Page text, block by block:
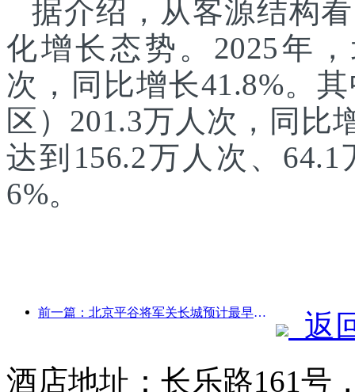
据介绍，从客源结构
化增长态势。2025年
次，同比增长41.8%。
区）201.3万人次，同比
达到156.2万人次、
6%。
前一篇：北京平谷将军关长城预计最早于2026年底开门迎客
返
酒店地址：长乐路161号